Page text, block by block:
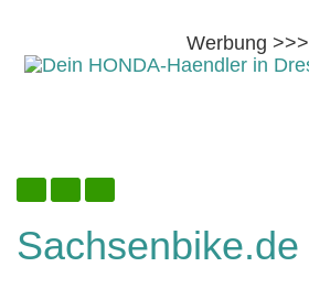
Werbung >>>
content
Sachsenbike.de